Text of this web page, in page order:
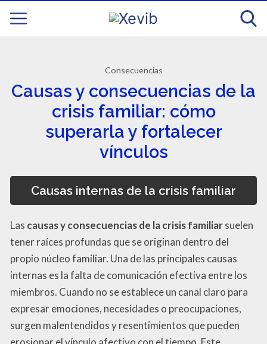
Consecuencias
Causas y consecuencias de la
crisis familiar: cómo
superarla y fortalecer
vínculos
Causas internas de la crisis familiar
Las causas y consecuencias de la crisis familiarsuelen
tener raíces profundas que se originan dentro del
propio núcleo familiar. Una de las principales causas
internas es la falta de comunicación efectiva entre los
miembros. Cuando no se establece un canal claro para
expresar emociones, necesidades o preocupaciones,
surgen malentendidos y resentimientos que pueden